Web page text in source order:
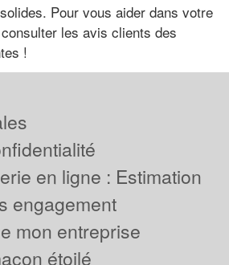
Pour vous aider dans votre
les avis clients des
!
en ligne : Estimation
engagement
mon entreprise
étoilé